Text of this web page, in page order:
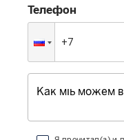
Телефон